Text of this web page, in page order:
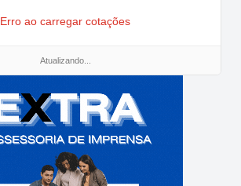
Erro ao carregar cotações
Atualizando...